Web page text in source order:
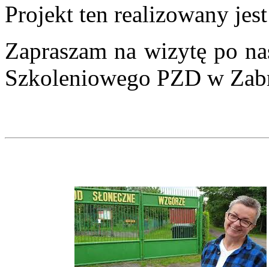
Projekt ten realizowany
Zapraszam na wizytę po
Szkoleniowego PZD w